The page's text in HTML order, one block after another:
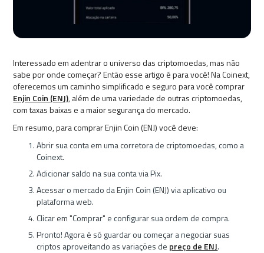
Interessado em adentrar o universo das criptomoedas, mas não
sabe por onde começar? Então esse artigo é para você! Na Coinext,
oferecemos um caminho simplificado e seguro para você comprar
Enjin Coin (ENJ), além de uma variedade de outras criptomoedas,
com taxas baixas e a maior segurança do mercado.
Em resumo, para comprar Enjin Coin (ENJ) você deve:
Abrir sua conta em uma corretora de criptomoedas, como a
Coinext.
Adicionar saldo na sua conta via Pix.
Acessar o mercado da Enjin Coin (ENJ) via aplicativo ou
plataforma web.
Clicar em "Comprar" e configurar sua ordem de compra.
Pronto! Agora é só guardar ou começar a negociar suas
criptos aproveitando as variações de preço de ENJ.